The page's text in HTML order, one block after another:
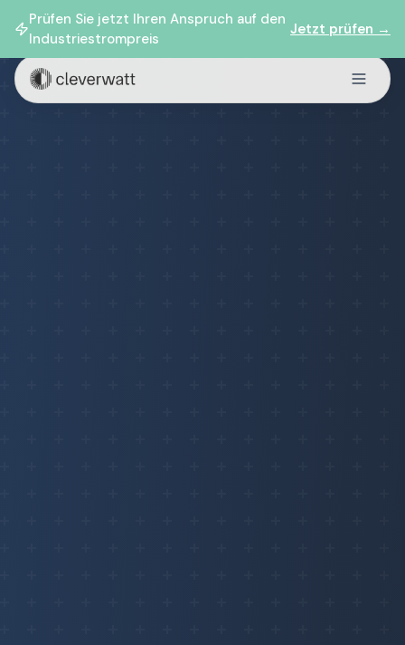
Prüfen Sie jetzt Ihren Anspruch auf den
Industriestrompreis
Jetzt prüfen →